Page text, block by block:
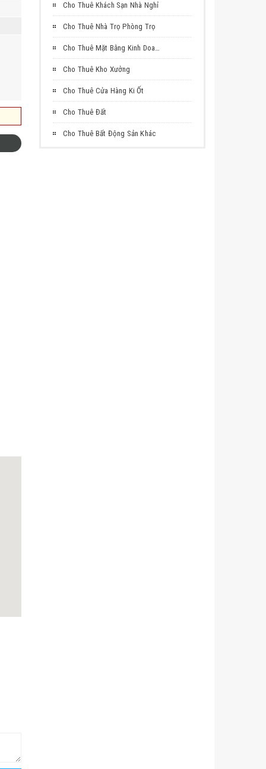
Cho Thuê Khách Sạn Nhà Nghỉ
Cho Thuê Nhà Trọ Phòng Trọ
Cho Thuê Mặt Bằng Kinh Doanh
Cho Thuê Kho Xưởng
Cho Thuê Cửa Hàng Ki Ốt
Cho Thuê Đất
Cho Thuê Bất Động Sản Khác